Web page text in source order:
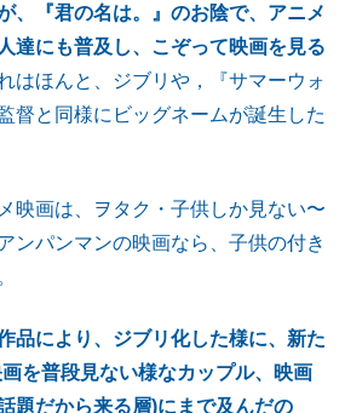
、『君の名は。』のお陰で、アニメ
達にも普及し、こぞって映画を見る
はほんと、ジブリや，『サマーウォ
督と同様にビッグネームが誕生した
映画は、ヲタク・子供しか見ない〜
ンパンマンの映画なら、子供の付き
品により、ジブリ化した様に、新た
を普段見ない様なカップル、映画
題だから来る層)にまで及んだの